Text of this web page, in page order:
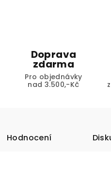
Doprava
zdarma
Pro objednávky
nad 3.500,-Kč
Hodnocení